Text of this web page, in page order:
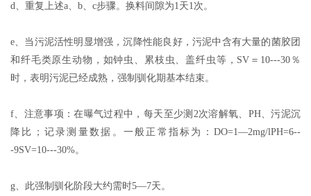
d、重复上述a、b、c步骤。换料间隙为1天1次。
e、当污泥活性明显增强，沉降性能良好，污泥中含有大量的菌胶团
和纤毛类原生动物，如钟虫、累枝虫、盖纤虫等，SV＝10---30％
时，表明污泥已经成熟，强制驯化期基本结束。
f、注意事项：在曝气过程中，每天至少测2次溶解氧、PH、污泥沉
降比；记录测量数据。一般正常指标为：DO=1—2mg/lPH=6--
-9SV=10---30%。
g、此强制驯化阶段大约需时5—7天。